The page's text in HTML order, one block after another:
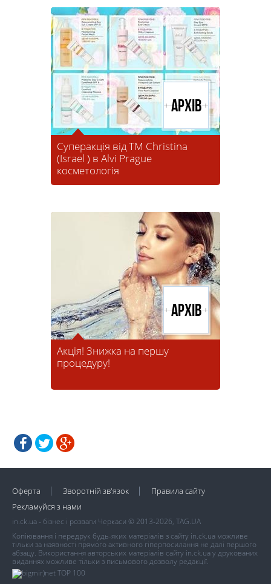
Суперакція від ТМ Christina
(Israel ) в Alvi Prague
косметологія
Архів
Акція! Знижка на першу
процедуру!
Архів
Оферта Зворотній зв'язок
Правила сайту
Рекламуйся з нами
in.ck.ua - бізнес і розваги Черкаси © 2013-2026, TAG.UA
Копіювання і передрук будь-яких матеріалів з сайту in.ck.ua можливе
тільки за наявності прямого активного гіперпосилання не далі першого
абзацу. Використання авторських матеріалів сайту in.ck.ua у друкованих
виданнях можливе тільки з письмового дозволу редакції.